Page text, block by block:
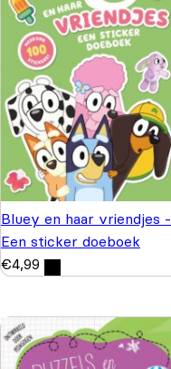
Bluey en haar vriendjes -
Een sticker doeboek
€4,99